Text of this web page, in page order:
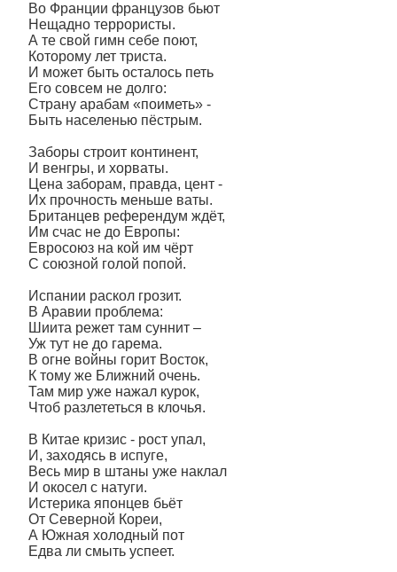
Во Франции французов бьют
Нещадно террористы.
А те свой гимн себе поют,
Которому лет триста.
И может быть осталось петь
Его совсем не долго:
Страну арабам «поиметь» -
Быть населенью пёстрым.
Заборы строит континент,
И венгры, и хорваты.
Цена заборам, правда, цент -
Их прочность меньше ваты.
Британцев референдум ждёт,
Им счас не до Европы:
Евросоюз на кой им чёрт
С союзной голой попой.
Испании раскол грозит.
В Аравии проблема:
Шиита режет там суннит –
Уж тут не до гарема.
В огне войны горит Восток,
К тому же Ближний очень.
Там мир уже нажал курок,
Чтоб разлететься в клочья.
В Китае кризис - рост упал,
И, заходясь в испуге,
Весь мир в штаны уже наклал
И окосел с натуги.
Истерика японцев бьёт
От Северной Кореи,
А Южная холодный пот
Едва ли смыть успеет.